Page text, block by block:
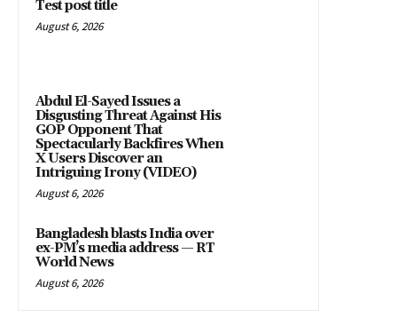
Test post title
August 6, 2026
Abdul El-Sayed Issues a
Disgusting Threat Against His
GOP Opponent That
Spectacularly Backfires When
X Users Discover an
Intriguing Irony (VIDEO)
August 6, 2026
Bangladesh blasts India over
ex-PM’s media address — RT
World News
August 6, 2026